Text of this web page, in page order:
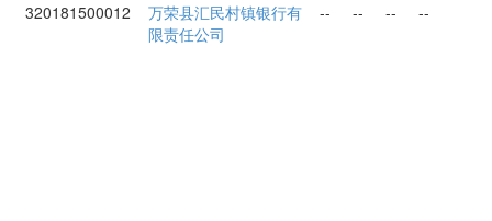
320181500012
万荣县汇民村镇银行有
限责任公司
-- -- -- --